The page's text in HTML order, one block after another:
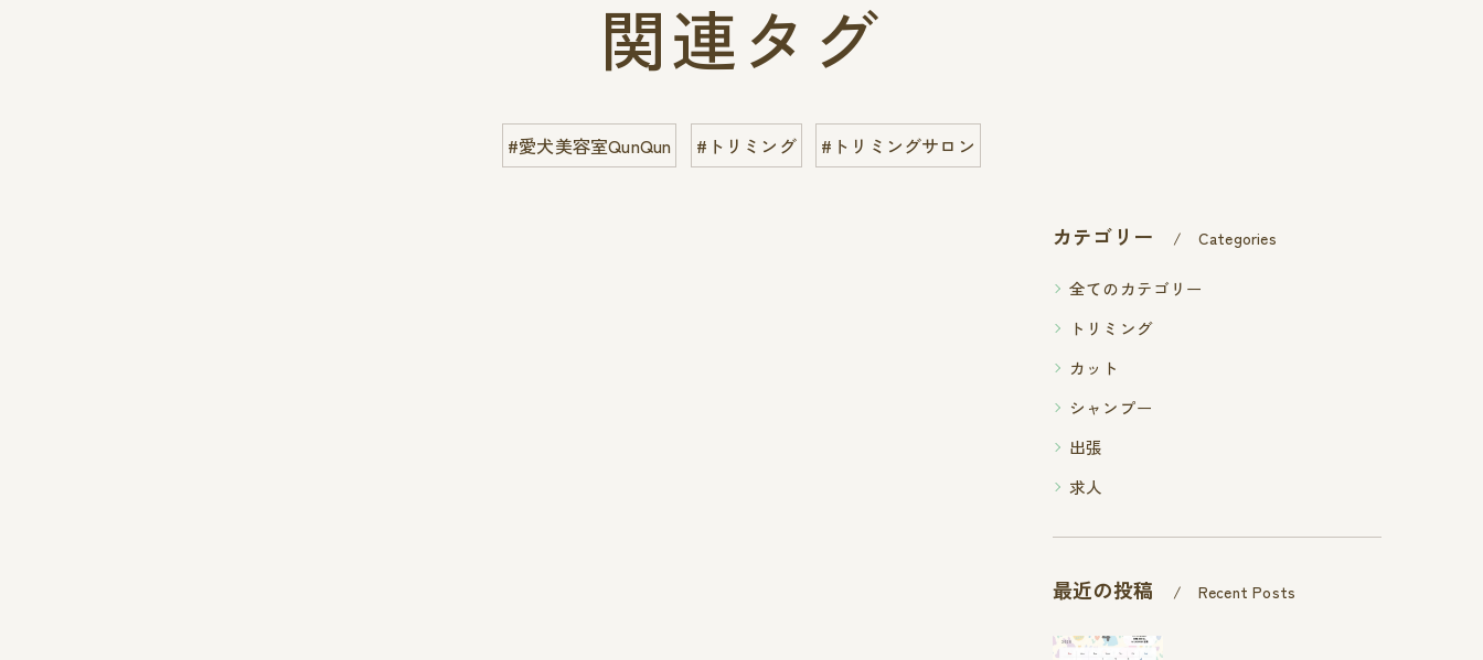
関連タグ
#愛犬美容室QunQun #トリミング #トリミングサロン
カテゴリー Categories
全てのカテゴリー
トリミング
カット
シャンプー
出張
求人
最近の投稿 Recent Posts